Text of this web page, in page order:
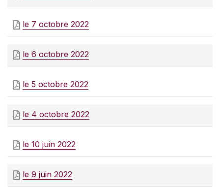
le 7 octobre 2022
le 6 octobre 2022
le 5 octobre 2022
le 4 octobre 2022
le 10 juin 2022
le 9 juin 2022